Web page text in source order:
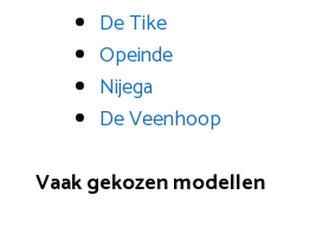
De Tike
Opeinde
Nijega
De Veenhoop
Vaak gekozen modellen